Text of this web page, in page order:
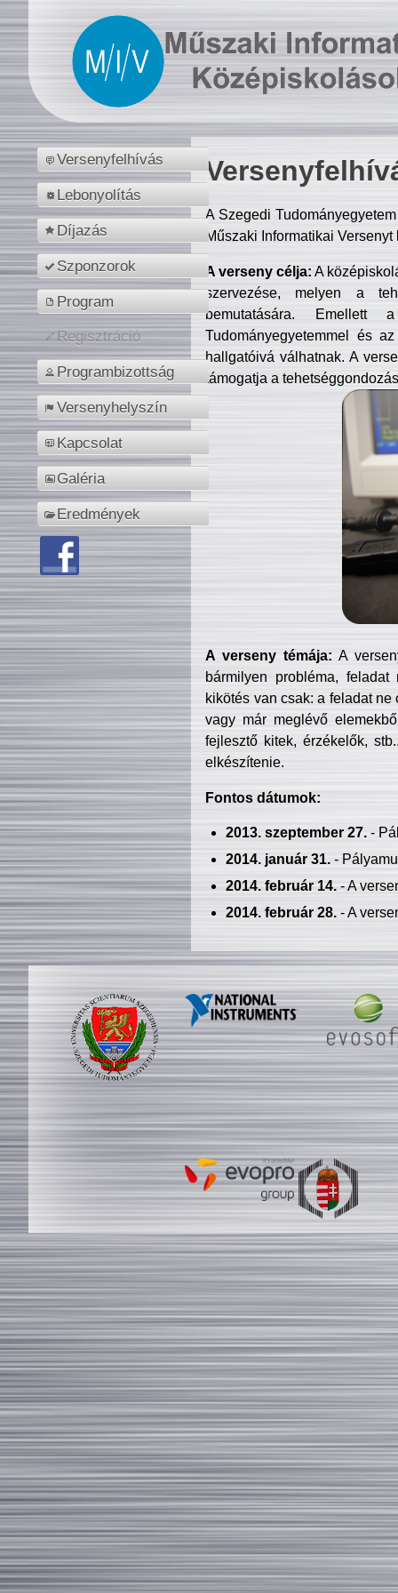
Versenyfelhívás
Lebonyolítás
Díjazás
Szponzorok
Program
Regisztráció
Programbizottság
Versenyhelyszín
Kapcsolat
Galéria
Eredmények
A Szegedi
Műszaki Informatikai
A verseny célja: A
szervezése, melyen a
bemutatására. Emellett
Tudományegyetemmel és
hallgatóivá válhatnak. A
támogatja a
A verseny témája: A
bármilyen probléma, feladat
kikötés van csak: a feladat
vagy már meglévő
fejlesztő kitek, érzékelők,
elkészítenie.
Fontos dátumok:
2013. szeptember 27.-
2014. január 31.-
2014. február 14.- A
2014. február 28.- A